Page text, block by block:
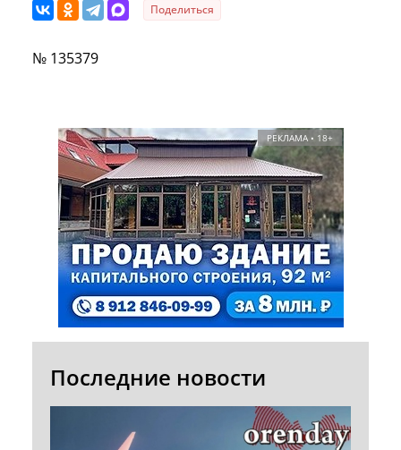
Поделиться
№ 135379
РЕКЛАМА • 18+
Последние новости